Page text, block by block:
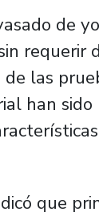
de
requerir
las
han
que